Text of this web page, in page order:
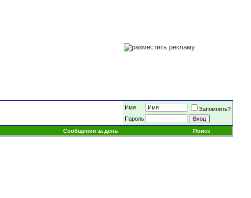
Имя
Запомнить?
Пароль
Сообщения за день Поиск